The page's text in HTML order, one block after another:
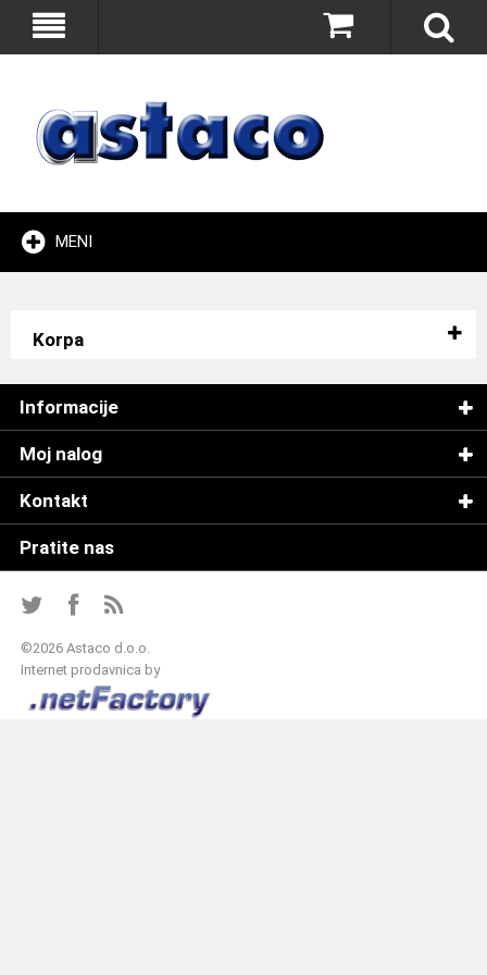
MENI
Korpa
Informacije
Moj nalog
Kontakt
Pratite nas
©2026 Astaco d.o.o.
Internet prodavnica by